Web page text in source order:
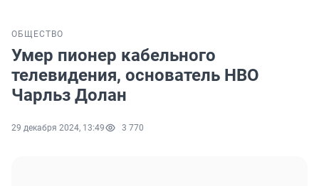
ОБЩЕСТВО
Умер пионер кабельного
телевидения, основатель HBO
Чарльз Долан
29 декабря 2024, 13:49 3 770